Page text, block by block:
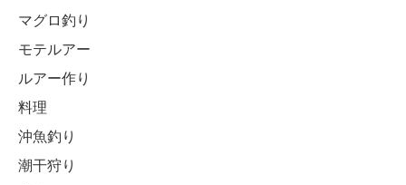
マグロ釣り
モテルアー
ルアー作り
料理
沖魚釣り
潮干狩り